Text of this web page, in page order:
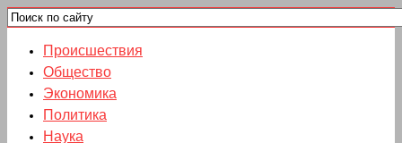
Происшествия
Общество
Экономика
Политика
Наука